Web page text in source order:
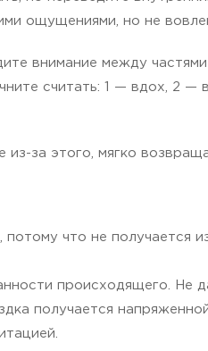
ощущениями, но не
внимание между
считать: 1 — вдох, 2 —
за этого, мягко
что не получается
происходящего. Не
получается